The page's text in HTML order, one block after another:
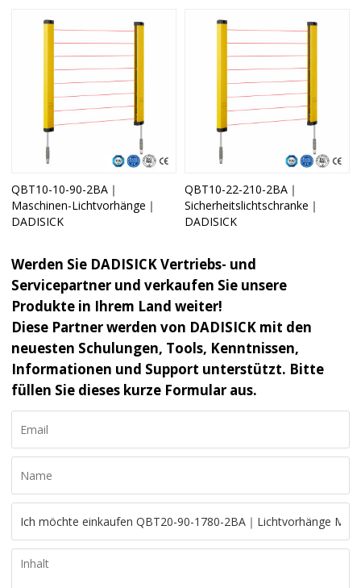
QBT10-10-90-2BA｜
Maschinen-Lichtvorhänge｜
DADISICK
QBT10-22-210-2BA｜
Sicherheitslichtschranke｜
DADISICK
Werden Sie DADISICK Vertriebs- und
Servicepartner und verkaufen Sie unsere
Produkte in Ihrem Land weiter!
Diese Partner werden von DADISICK mit den
neuesten Schulungen, Tools, Kenntnissen,
Informationen und Support unterstützt. Bitte
füllen Sie dieses kurze Formular aus.